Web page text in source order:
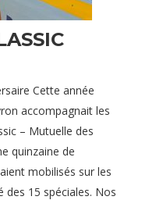
Cette année
accompagnait les
– Mutuelle des
quinzaine de
mobilisés sur les
15 spéciales. Nos